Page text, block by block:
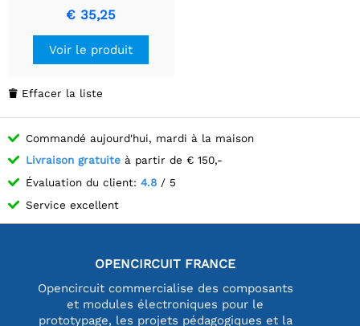
MP3/WAV/MIDI/OGG +
enregistrement
€ 35,25
Voir le produit
 Effacer la liste
Commandé aujourd'hui, mardi à la maison
Livraison gratuite à partir de € 150,-
Évaluation du client: 4.8 / 5
Service excellent
OPENCIRCUIT FRANCE
Opencircuit commercialise des composants
et modules électroniques pour le
prototypage, les projets pédagogiques et la